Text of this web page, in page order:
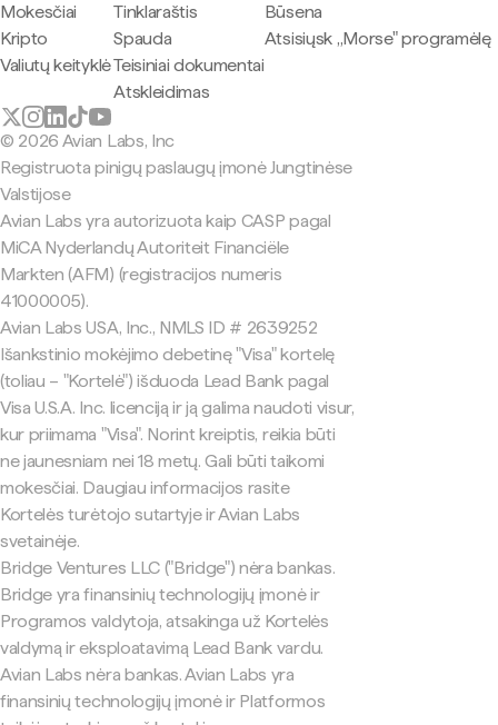
Mokesčiai
Kripto
Valiutų keityklė
Tinklaraštis
Spauda
Teisiniai dokumentai
Atskleidimas
Būsena
Atsisiųsk „Morse" programėlę
© 2026 Avian Labs, Inc
Registruota pinigų paslaugų įmonė Jungtinėse
Valstijose
Avian Labs yra autorizuota kaip CASP pagal
MiCA Nyderlandų Autoriteit Financiële
Markten (AFM) (registracijos numeris
41000005).
Avian Labs USA, Inc., NMLS ID # 2639252
Išankstinio mokėjimo debetinę "Visa" kortelę
(toliau – "Kortelė") išduoda Lead Bank pagal
Visa U.S.A. Inc. licenciją ir ją galima naudoti visur,
kur priimama "Visa". Norint kreiptis, reikia būti
ne jaunesniam nei 18 metų. Gali būti taikomi
mokesčiai. Daugiau informacijos rasite
Kortelės turėtojo sutartyje ir Avian Labs
svetainėje.
Bridge Ventures LLC ("Bridge") nėra bankas.
Bridge yra finansinių technologijų įmonė ir
Programos valdytoja, atsakinga už Kortelės
valdymą ir eksploatavimą Lead Bank vardu.
Avian Labs nėra bankas. Avian Labs yra
finansinių technologijų įmonė ir Platformos